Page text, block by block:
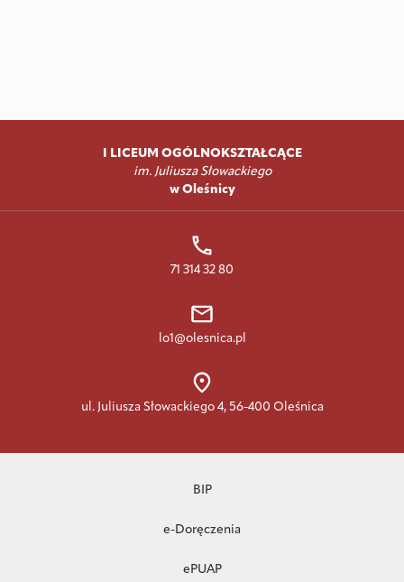
I LICEUM OGÓLNOKSZTAŁCĄCE
im. Juliusza Słowackiego
w Oleśnicy
71 314 32 80
lo1@olesnica.pl
ul. Juliusza Słowackiego 4, 56-400 Oleśnica
BIP
e-Doręczenia
ePUAP